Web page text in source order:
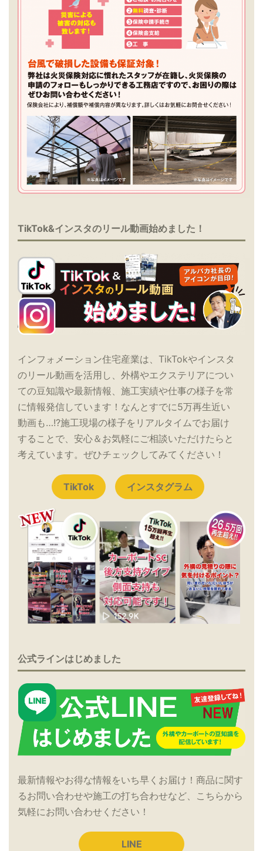
TikTok&インスタのリール動画始めました！
インフォメーション住宅産業は、TikTokやインスタ
のリール動画を活用し、外構やエクステリアについ
ての豆知識や最新情報、施工実績や仕事の様子を常
に情報発信しています！なんとすでに5万再生近い
動画も…!?施工現場の様子をリアルタイムでお届け
することで、安心＆お気軽にご相談いただけたらと
考えています。ぜひチェックしてみてください！
TikTok インスタグラム
公式ラインはじめました
最新情報やお得な情報をいち早くお届け！商品に関す
るお問い合わせや施工の打ち合わせなど、こちらから
気軽にお問い合わせください！
LINE